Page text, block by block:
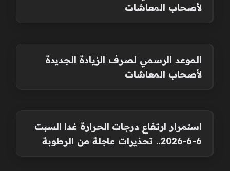
لأصحاب المعاشات
الموعد الرسمي لصرف الزيادة الجديدة
لأصحاب المعاشات
استمرار ارتفاع درجات الحرارة غدا السبت
6-6-2026.. تحذيرات عاجلة من الرطوبة